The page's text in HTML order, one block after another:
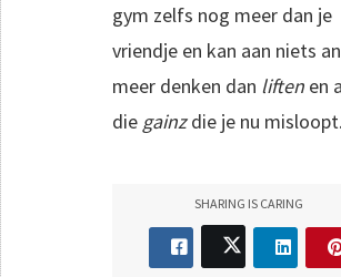
gym zelfs nog meer dan je
vriendje en kan aan niets
meer denken dan liften en
die gainzdie je nu misloopt.
SHARING IS CARING